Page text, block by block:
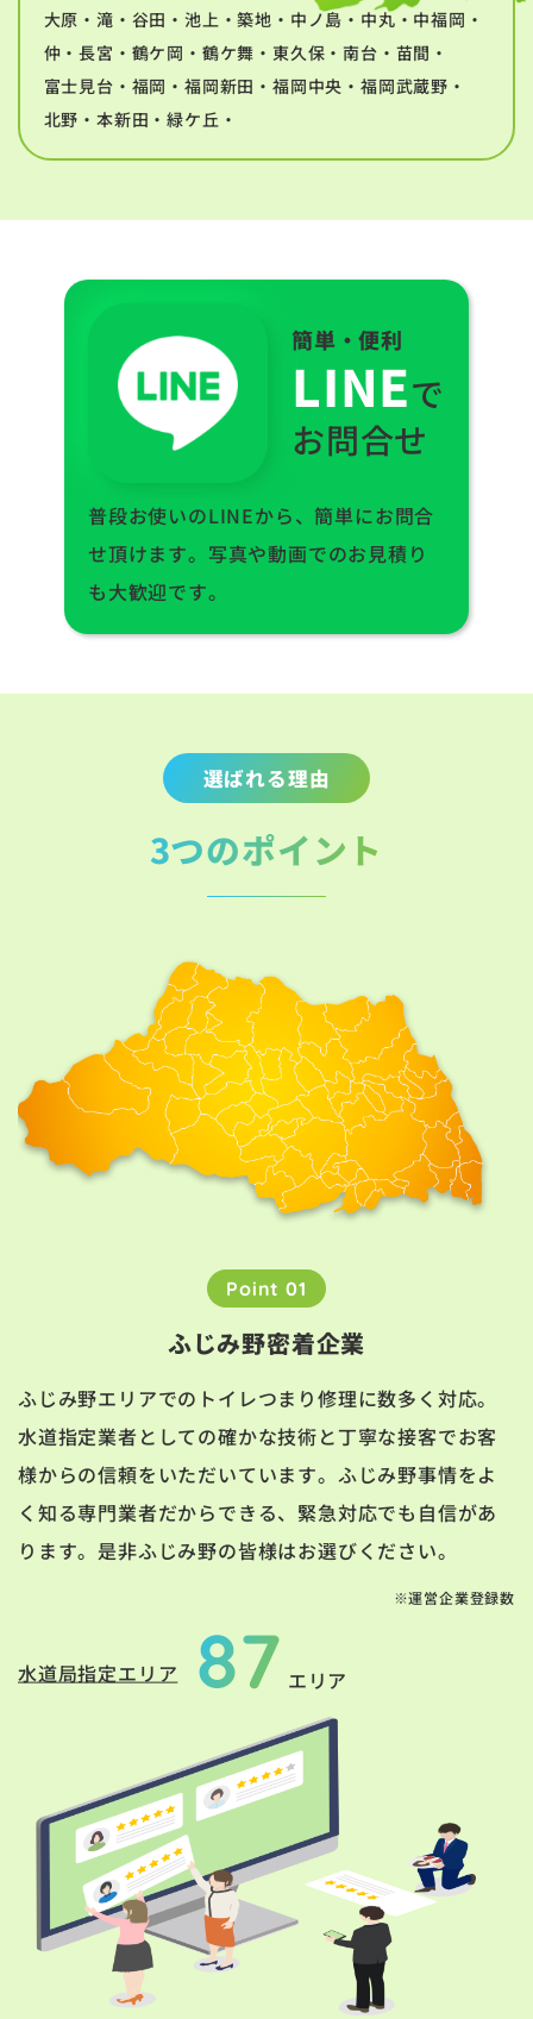
大原・滝・谷田・池上・築地・中ノ島・中丸・中福岡・
仲・長宮・鶴ケ岡・鶴ケ舞・東久保・南台・苗間・
富士見台・福岡・福岡新田・福岡中央・福岡武蔵野・
北野・本新田・緑ケ丘・
簡単・便利
LINEで
お問合せ
普段お使いのLINEから、簡単にお問合
せ頂けます。写真や動画でのお見積り
も大歓迎です。
選ばれる理由
3つのポイント
Point 01
ふじみ野密着企業
ふじみ野エリアでのトイレつまり修理に数多く対応。
水道指定業者としての確かな技術と丁寧な接客でお客
様からの信頼をいただいています。ふじみ野事情をよ
く知る専門業者だからできる、緊急対応でも自信があ
ります。是非ふじみ野の皆様はお選びください。
※運営企業登録数
水道局指定エリア 87 エリア